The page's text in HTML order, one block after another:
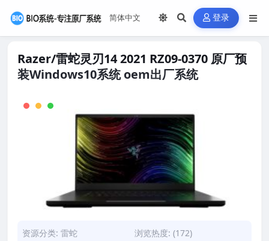
登录
Razer/雷蛇灵刃14 2021 RZ09-0370 原厂预
装Windows10系统 oem出厂系统
资源分类: 雷蛇
浏览热度: (172)